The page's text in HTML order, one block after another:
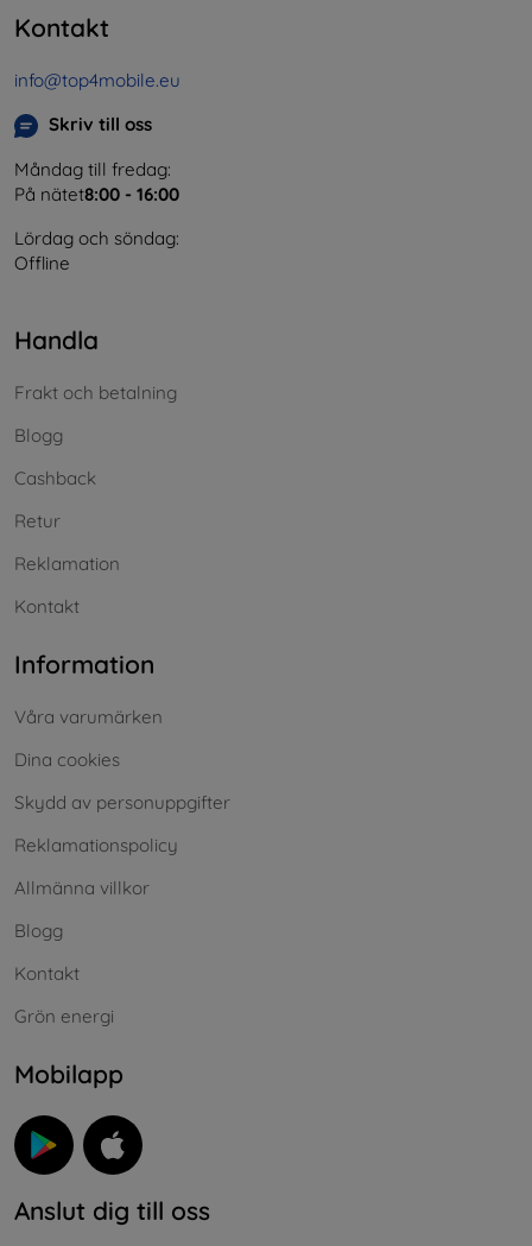
Kontakt
info@top4mobile.eu
Skriv till oss
Måndag till fredag:
På nätet8:00 - 16:00
Lördag och söndag:
Offline
Handla
Frakt och betalning
Blogg
Cashback
Retur
Reklamation
Kontakt
Information
Våra varumärken
Dina cookies
Skydd av personuppgifter
Reklamationspolicy
Allmänna villkor
Blogg
Kontakt
Grön energi
Mobilapp
Anslut dig till oss